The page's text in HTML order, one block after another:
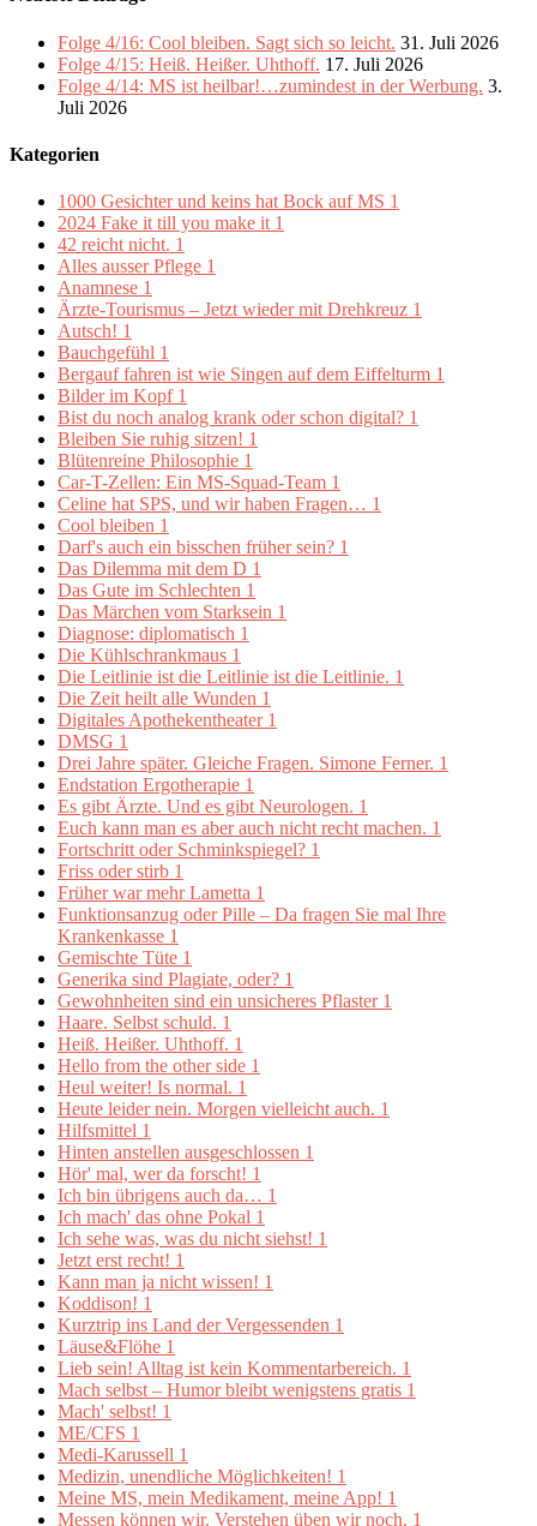
Folge 4/16: Cool bleiben. Sagt sich so leicht. 31. Juli 2026
Folge 4/15: Heiß. Heißer. Uhthoff. 17. Juli 2026
Folge 4/14: MS ist heilbar!…zumindest in der Werbung. 3.
Juli 2026
Kategorien
1000 Gesichter und keins hat Bock auf MS 1
2024 Fake it till you make it 1
42 reicht nicht. 1
Alles ausser Pflege 1
Anamnese 1
Ärzte-Tourismus – Jetzt wieder mit Drehkreuz 1
Autsch! 1
Bauchgefühl 1
Bergauf fahren ist wie Singen auf dem Eiffelturm 1
Bilder im Kopf 1
Bist du noch analog krank oder schon digital? 1
Bleiben Sie ruhig sitzen! 1
Blütenreine Philosophie 1
Car-T-Zellen: Ein MS-Squad-Team 1
Celine hat SPS, und wir haben Fragen… 1
Cool bleiben 1
Darf's auch ein bisschen früher sein? 1
Das Dilemma mit dem D 1
Das Gute im Schlechten 1
Das Märchen vom Starksein 1
Diagnose: diplomatisch 1
Die Kühlschrankmaus 1
Die Leitlinie ist die Leitlinie ist die Leitlinie. 1
Die Zeit heilt alle Wunden 1
Digitales Apothekentheater 1
DMSG 1
Drei Jahre später. Gleiche Fragen. Simone Ferner. 1
Endstation Ergotherapie 1
Es gibt Ärzte. Und es gibt Neurologen. 1
Euch kann man es aber auch nicht recht machen. 1
Fortschritt oder Schminkspiegel? 1
Friss oder stirb 1
Früher war mehr Lametta 1
Funktionsanzug oder Pille – Da fragen Sie mal Ihre
Krankenkasse 1
Gemischte Tüte 1
Generika sind Plagiate, oder? 1
Gewohnheiten sind ein unsicheres Pflaster 1
Haare. Selbst schuld. 1
Heiß. Heißer. Uhthoff. 1
Hello from the other side 1
Heul weiter! Is normal. 1
Heute leider nein. Morgen vielleicht auch. 1
Hilfsmittel 1
Hinten anstellen ausgeschlossen 1
Hör' mal, wer da forscht! 1
Ich bin übrigens auch da… 1
Ich mach' das ohne Pokal 1
Ich sehe was, was du nicht siehst! 1
Jetzt erst recht! 1
Kann man ja nicht wissen! 1
Koddison! 1
Kurztrip ins Land der Vergessenden 1
Läuse&Flöhe 1
Lieb sein! Alltag ist kein Kommentarbereich. 1
Mach selbst – Humor bleibt wenigstens gratis 1
Mach' selbst! 1
ME/CFS 1
Medi-Karussell 1
Medizin, unendliche Möglichkeiten! 1
Meine MS, mein Medikament, meine App! 1
Messen können wir. Verstehen üben wir noch. 1